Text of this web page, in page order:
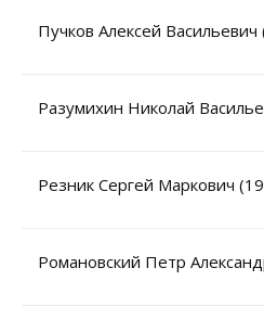
Пучков Алексей
Разумихин Николай
Резник Сергей Маркович
Романовский Петр